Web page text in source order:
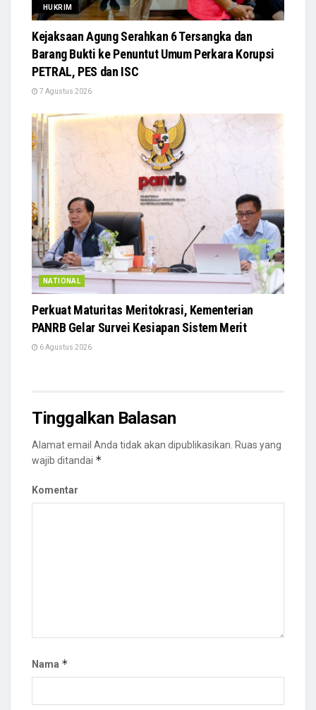
HUKRIM
Kejaksaan Agung Serahkan 6 Tersangka dan
Barang Bukti ke Penuntut Umum Perkara Korupsi
PETRAL, PES dan ISC
7 Agustus 2026
NATIONAL
Perkuat Maturitas Meritokrasi, Kementerian
PANRB Gelar Survei Kesiapan Sistem Merit
6 Agustus 2026
Tinggalkan Balasan
Alamat email Anda tidak akan dipublikasikan. Ruas yang
wajib ditandai *
Komentar
Nama *